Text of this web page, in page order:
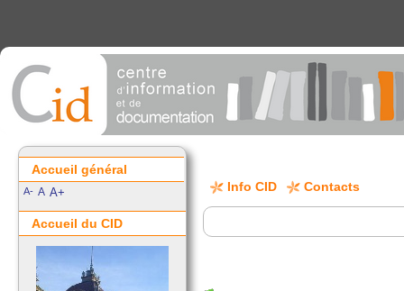
Info CID Contacts
Accueil général
A- A A+
Accueil du CID